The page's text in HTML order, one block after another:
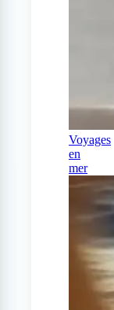
Voyages
en
mer